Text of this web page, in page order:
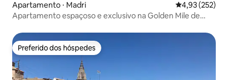
Apartamento ⋅ Madri 4,93 de uma
4,93 (252)
Apartamento espaçoso e exclusivo na Golden Mile de
Preferido dos hóspedes
Preferido dos hóspedes